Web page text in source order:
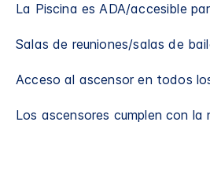
La Piscina es ADA/accesible
Salas de reuniones/salas de
Acceso al ascensor en todos
Los ascensores cumplen con la